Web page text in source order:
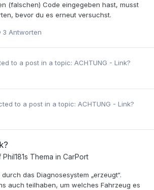
(falschen) Code eingegeben hast, musst
bevor du es erneut versuchst.
3 Antworten
to a post in a topic: ACHTUNG - Link?
to a post in a topic: ACHTUNG - Link?
Phil181s Thema in CarPort
das Diagnosesystem „erzeugt“.
auch teilhaben, um welches Fahrzeug es